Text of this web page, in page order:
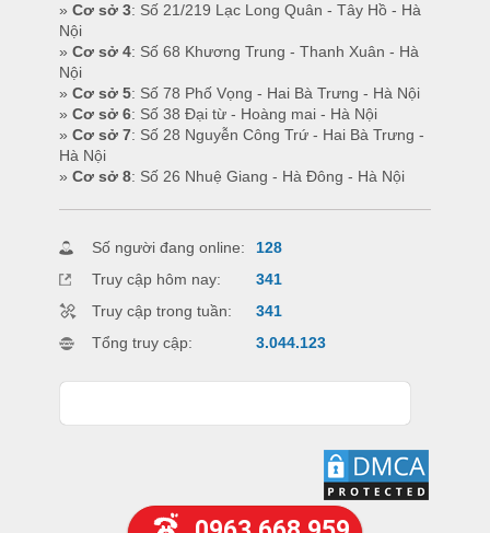
» Cơ sở 3: Số 21/219 Lạc Long Quân - Tây Hồ - Hà
Nội
» Cơ sở 4: Số 68 Khương Trung - Thanh Xuân - Hà
Nội
» Cơ sở 5: Số 78 Phố Vọng - Hai Bà Trưng - Hà Nội
» Cơ sở 6: Số 38 Đại từ - Hoàng mai - Hà Nội
» Cơ sở 7: Số 28 Nguyễn Công Trứ - Hai Bà Trưng -
Hà Nội
» Cơ sở 8: Số 26 Nhuệ Giang - Hà Đông - Hà Nội
Số người đang online:
128
Truy cập hôm nay:
341
Truy cập trong tuần:
341
Tổng truy cập:
3.044.123